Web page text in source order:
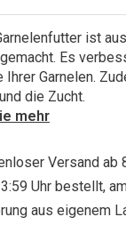
ist
Es
Ihrer Garnelen.
die Zucht.
mehr
Versand ab
Uhr bestellt,
aus eigenem